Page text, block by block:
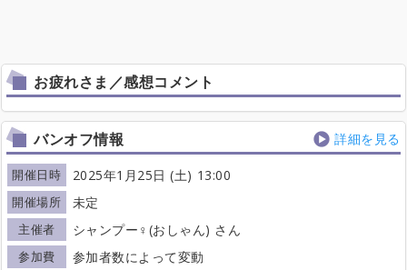
お疲れさま／感想コメント
バンオフ情報 詳細を見る
開催日時 2025年1月25日 (土) 13:00
開催場所 未定
主催者 シャンプー♀(おしゃん) さん
参加費 参加者数によって変動